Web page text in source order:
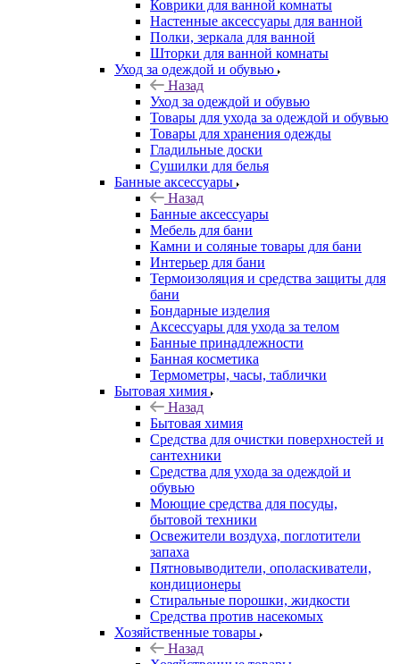
Коврики для ванной комнаты
Настенные аксессуары для ванной
Полки, зеркала для ванной
Шторки для ванной комнаты
Уход за одеждой и обувью
Назад
Уход за одеждой и обувью
Товары для ухода за одеждой и обувью
Товары для хранения одежды
Гладильные доски
Сушилки для белья
Банные аксессуары
Назад
Банные аксессуары
Мебель для бани
Камни и соляные товары для бани
Интерьер для бани
Термоизоляция и средства защиты для
бани
Бондарные изделия
Аксеcсуары для ухода за телом
Банные принадлежности
Банная косметика
Термометры, часы, таблички
Бытовая химия
Назад
Бытовая химия
Средства для очистки поверхностей и
сантехники
Средства для ухода за одеждой и
обувью
Моющие средства для посуды,
бытовой техники
Освежители воздуха, поглотители
запаха
Пятновыводители, ополаскиватели,
кондиционеры
Стиральные порошки, жидкости
Средства против насекомых
Хозяйственные товары
Назад